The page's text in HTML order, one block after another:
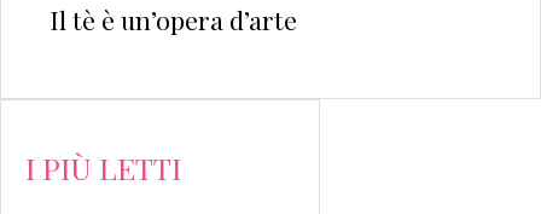
Il tè è un’opera d’arte
I PIÙ LETTI